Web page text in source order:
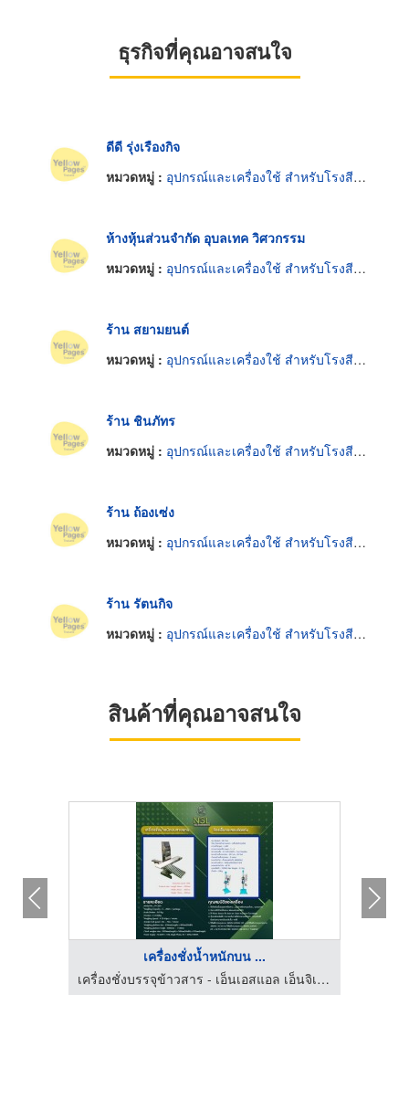
ธุรกิจที่คุณอาจสนใจ
ดีดี รุ่งเรืองกิจ
หมวดหมู่ : อุปกรณ์และเครื่องใช้ สำหรับโรงสีข้าว
ห้างหุ้นส่วนจำกัด อุบลเทค วิศวกรรม
หมวดหมู่ : อุปกรณ์และเครื่องใช้ สำหรับโรงสีข้าว
ร้าน สยามยนต์
หมวดหมู่ : อุปกรณ์และเครื่องใช้ สำหรับโรงสีข้าว
ร้าน ชินภัทร
หมวดหมู่ : อุปกรณ์และเครื่องใช้ สำหรับโรงสีข้าว
ร้าน ถ้องเซ่ง
หมวดหมู่ : อุปกรณ์และเครื่องใช้ สำหรับโรงสีข้าว
ร้าน รัตนกิจ
หมวดหมู่ : อุปกรณ์และเครื่องใช้ สำหรับโรงสีข้าว
สินค้าที่คุณอาจสนใจ
เครื่องชั่งน้ำหนักบน ...
เครื่องชั่งบรรจุข้าวสาร - เอ็นเอสแอล เอ็นจิเนียริ่ง